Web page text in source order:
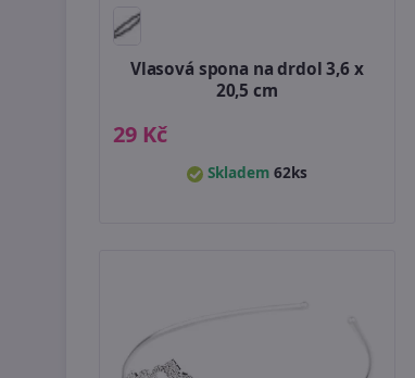
Vlasová spona na drdol 3,6 x
20,5 cm
29 Kč
Skladem 62ks